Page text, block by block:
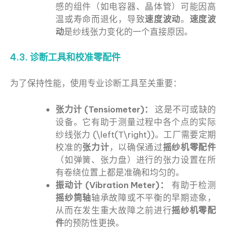
感的组件（如电容器、晶体管）可能因高
温或寿命而退化，导致速度波动。 速度波
动是纱线张力变化的一个直接原因。
4.3. 诊断工具和校准零配件
为了保持性能，使用专业诊断工具至关重要：
张力计 (Tensiometer)：
这是不可或缺的
设备。它有助于测量过程中各个点的实际
纱线张力 (\left(T\right))。工厂需要定期
校准的张力计，以确保通过摇纱机零配件
（如弹簧、张力盘）进行的张力设置在所
有卷绕位置上都是准确和均匀的。
振动计 (Vibration Meter)：
有助于检测
摇纱筒轴轴承故障或不平衡的早期迹象，
从而在发生重大故障之前进行摇纱机零配
件的预防性更换。